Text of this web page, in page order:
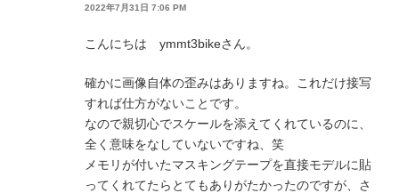
2022年7月31日 7:06 PM
こんにちは ymmt3bikeさん。
確かに画像自体の歪みはありますね。これだけ接写
すれば仕方がないことです。
なので親切心でスケールを添えてくれているのに、
全く意味をなしていないですね、笑
メモリが付いたマスキングテープを直接モデルに貼
ってくれてたらとてもありがたかったのですが、さ